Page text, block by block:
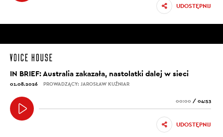
UDOSTĘPNIJ
IN BRIEF: Australia zakazała, nastolatki dalej w sieci
01.08.2026 PROWADZĄCY: JAROSŁAW KUŹNIAR
00:00 / 04:53
UDOSTĘPNIJ